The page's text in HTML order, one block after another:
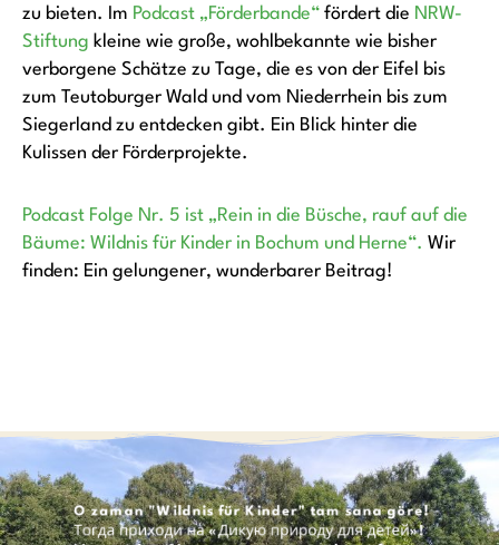
zu bieten. Im Podcast „Förderbande“ fördert die NRW-
Stiftung kleine wie große, wohlbekannte wie bisher
verborgene Schätze zu Tage, die es von der Eifel bis
zum Teutoburger Wald und vom Niederrhein bis zum
Siegerland zu entdecken gibt. Ein Blick hinter die
Kulissen der Förderprojekte.
Podcast Folge Nr. 5 ist „Rein in die Büsche, rauf auf die
Bäume: Wildnis für Kinder in Bochum und Herne“. Wir
finden: Ein gelungener, wunderbarer Beitrag!